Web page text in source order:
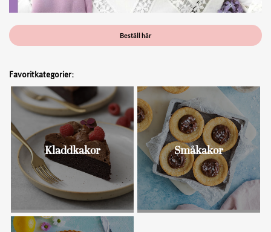
Beställ här
Favoritkategorier:
Kladdkakor Småkakor